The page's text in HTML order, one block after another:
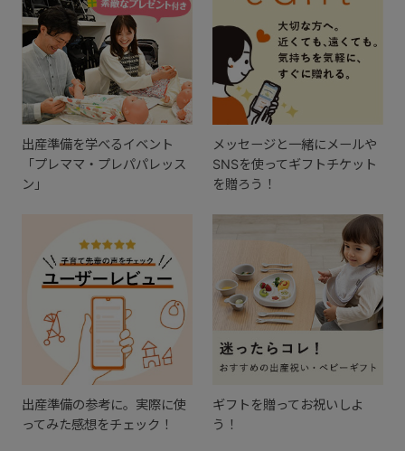
出産準備を学べるイベント
「プレママ・プレパパレッス
ン」
メッセージと一緒にメールや
SNSを使ってギフトチケット
を贈ろう！
出産準備の参考に。実際に使
ってみた感想をチェック！
ギフトを贈ってお祝いしよ
う！